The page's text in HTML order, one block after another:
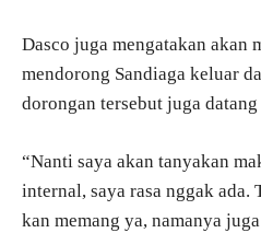
Dasco juga mengatakan akan
mendorong Sandiaga keluar
dorongan tersebut juga
“Nanti saya akan tanyakan
internal, saya rasa nggak ada.
kan memang ya, namanya